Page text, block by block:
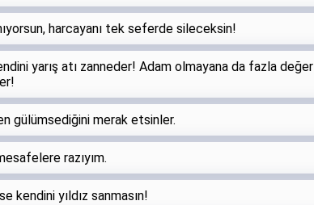
harcayanı tek seferde sileceksin!
yarış atı zanneder! Adam olmayana da fazla değer
gülümsediğini merak etsinler.
razıyım.
kendini yıldız sanmasın!